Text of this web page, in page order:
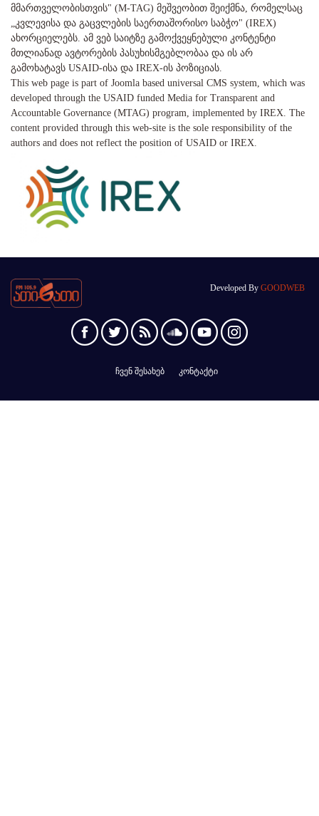
მმართველობისთვის" (M-TAG) მეშვეობით შეიქმნა, რომელსაც
„კვლევისა და გაცვლების საერთაშორისო საბჭო" (IREX)
ახორციელებს. ამ ვებ საიტზე გამოქვეყნებული კონტენტი
მთლიანად ავტორების პასუხისმგებლობაა და ის არ
გამოხატავს USAID-ისა და IREX-ის პოზიციას.
This web page is part of Joomla based universal CMS system, which was
developed through the USAID funded Media for Transparent and
Accountable Governance (MTAG) program, implemented by IREX. The
content provided through this web-site is the sole responsibility of the
authors and does not reflect the position of USAID or IREX.
Developed By GOODWEB
ჩვენ შესახებ კონტაქტი